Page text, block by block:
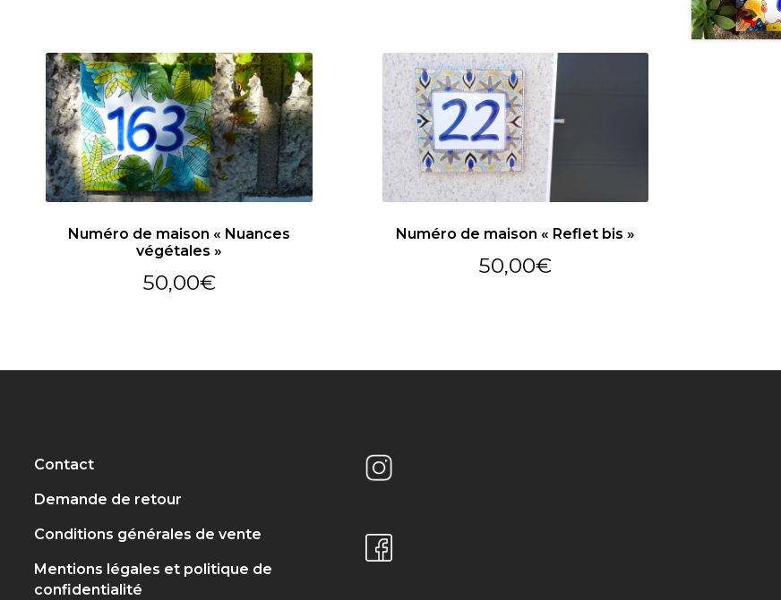
Numéro de maison « Nuances
végétales »
50,00€
Numéro de maison « Reflet bis »
50,00€
Contact
Demande de retour
Conditions générales de vente
Mentions légales et politique de
confidentialité